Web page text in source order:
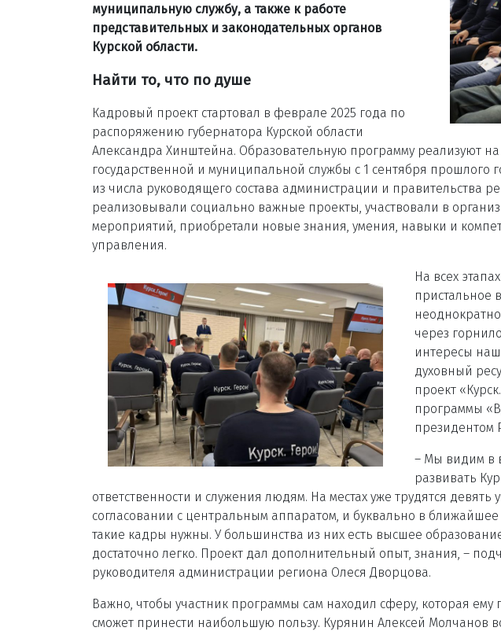
муниципальную службу, а также к работе
представительных и законодательных органов
Курской области.
Найти то, что по душе
Кадровый проект стартовал в феврале 2025 года по
распоряжению губернатора Курской области
Александра Хинштейна. Образовательную программу реализуют
государственной и муниципальной службы с 1 сентября прошлого
из числа руководящего состава администрации и правительства
реализовывали социально важные проекты, участвовали в
мероприятий, приобретали новые знания, умения, навыки и
управления.
На всех
пристальное
через
интересы
духовный
проект
программы
президентом
– Мы видим в
развивать
ответственности и служения людям. На местах уже трудятся девять
согласовании с центральным аппаратом, и буквально в
такие кадры нужны. У большинства из них есть высшее
достаточно легко. Проект дал дополнительный опыт, знания, –
руководителя администрации региона Олеся Дворцова.
Важно, чтобы участник программы сам находил сферу, которая ему
сможет принести наибольшую пользу. Курянин Алексей Молчанов